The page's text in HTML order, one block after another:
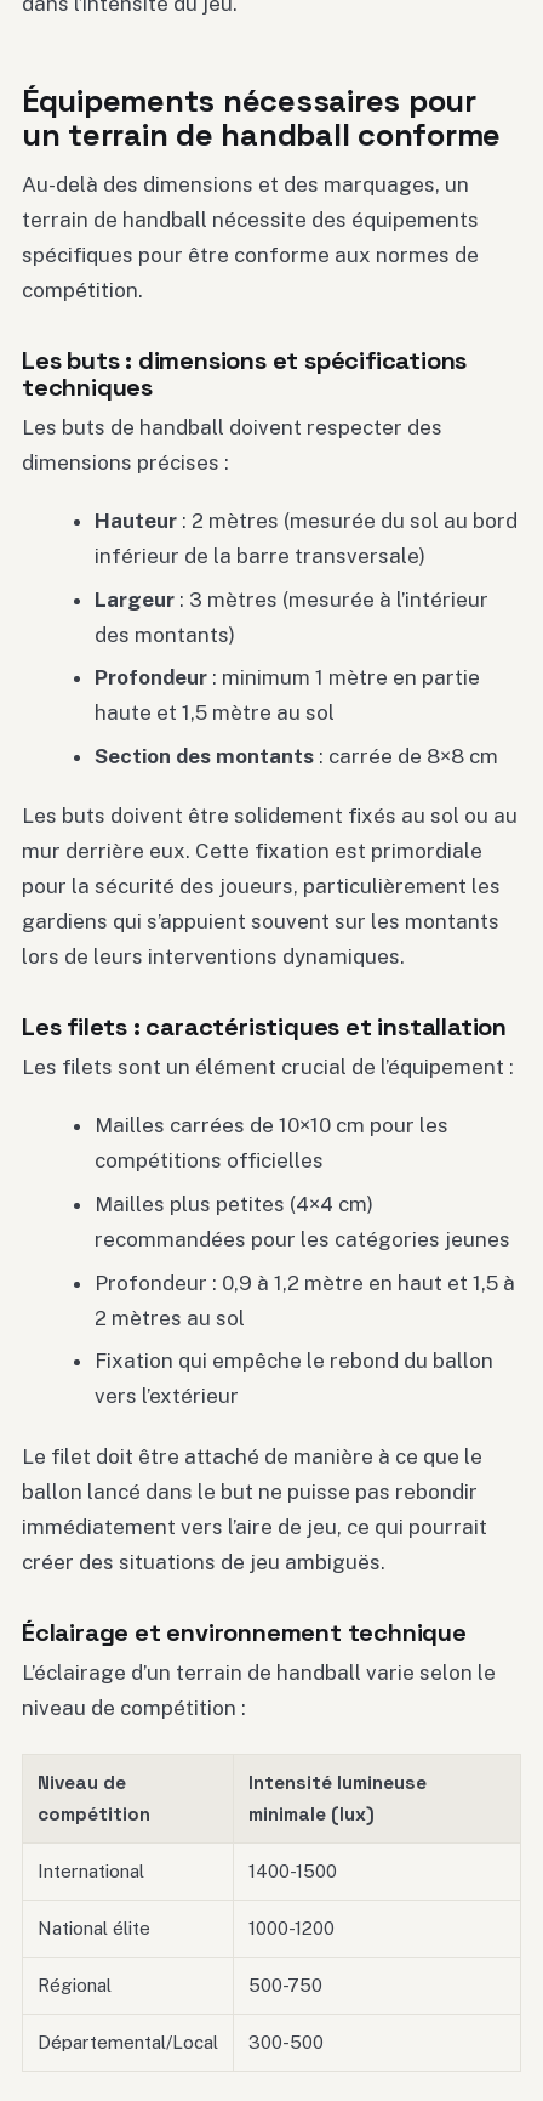
Équipements nécessaires pour
un terrain de handball conforme
Au-delà des dimensions et des marquages, un
terrain de handball nécessite des équipements
spécifiques pour être conforme aux normes de
compétition.
Les buts : dimensions et spécifications
techniques
Les buts de handball doivent respecter des
dimensions précises :
Hauteur : 2 mètres (mesurée du sol au bord
inférieur de la barre transversale)
Largeur : 3 mètres (mesurée à l’intérieur
des montants)
Profondeur : minimum 1 mètre en partie
haute et 1,5 mètre au sol
Section des montants : carrée de 8×8 cm
Les buts doivent être solidement fixés au sol ou au
mur derrière eux. Cette fixation est primordiale
pour la sécurité des joueurs, particulièrement les
gardiens qui s’appuient souvent sur les montants
lors de leurs interventions dynamiques.
Les filets : caractéristiques et installation
Les filets sont un élément crucial de l’équipement :
Mailles carrées de 10×10 cm pour les
compétitions officielles
Mailles plus petites (4×4 cm)
recommandées pour les catégories jeunes
Profondeur : 0,9 à 1,2 mètre en haut et 1,5 à
2 mètres au sol
Fixation qui empêche le rebond du ballon
vers l’extérieur
Le filet doit être attaché de manière à ce que le
ballon lancé dans le but ne puisse pas rebondir
immédiatement vers l’aire de jeu, ce qui pourrait
créer des situations de jeu ambiguës.
Éclairage et environnement technique
L’éclairage d’un terrain de handball varie selon le
niveau de compétition :
Niveau de
compétition
Intensité lumineuse
minimale (lux)
International 1400-1500
National élite 1000-1200
Régional 500-750
Départemental/Local 300-500